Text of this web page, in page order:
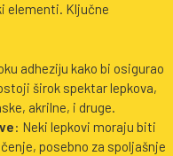
elementi. Ključne
adheziju kako bi osigurao
širok spektar lepkova,
akrilne, i druge.
: Neki lepkovi moraju biti
posebno za spoljašnje